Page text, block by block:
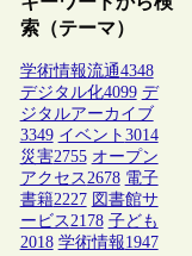
索（テーマ）
学術情報流通4348
デジタル化4099 デ
ジタルアーカイブ
3349 イベント 3014
災害2755 オープン
アクセス2678 電子
書籍2227 図書館サ
ービス2178 子ども
2018 学術情報1947